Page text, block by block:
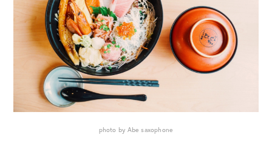
photo by Abe saxophone